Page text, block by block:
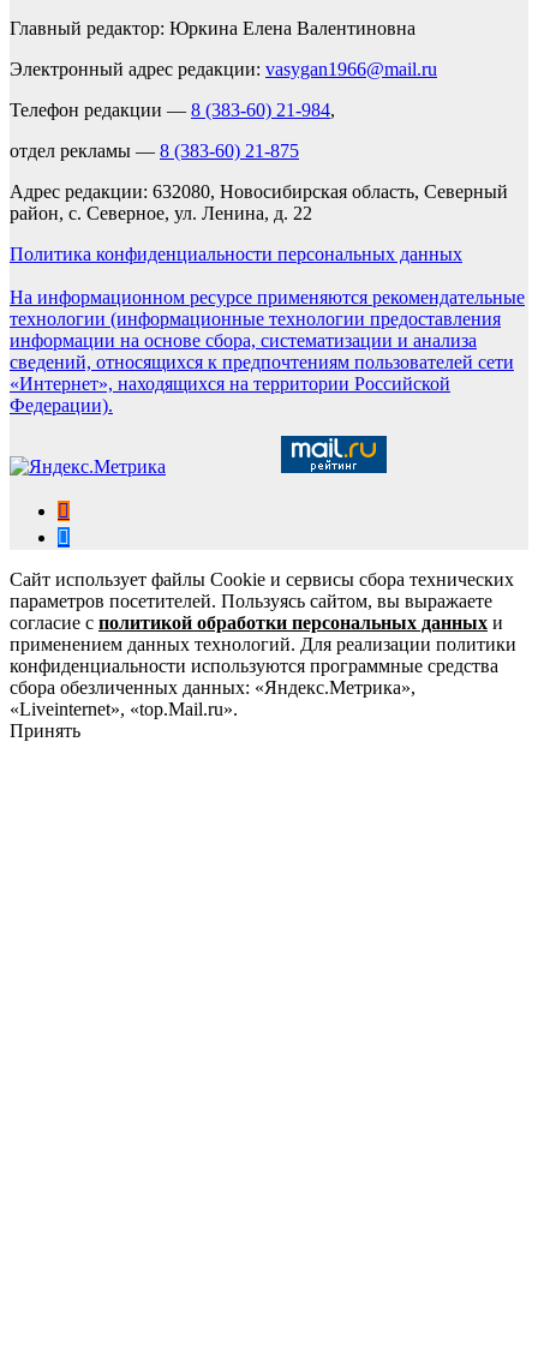
Главный редактор: Юркина Елена Валентиновна
Электронный адрес редакции: vasygan1966@mail.ru
Телефон редакции — 8 (383-60) 21-984,
отдел рекламы — 8 (383-60) 21-875
Адрес редакции: 632080, Новосибирская область, Северный
район, с. Северное, ул. Ленина, д. 22
Политика конфиденциальности персональных данных
На информационном ресурсе применяются рекомендательные
технологии (информационные технологии предоставления
информации на основе сбора, систематизации и анализа
сведений, относящихся к предпочтениям пользователей сети
«Интернет», находящихся на территории Российской
Федерации).
Сайт использует файлы Cookie и сервисы сбора технических
параметров посетителей. Пользуясь сайтом, вы выражаете
согласие с политикой обработки персональных данных и
применением данных технологий. Для реализации политики
конфиденциальности используются программные средства
сбора обезличенных данных: «Яндекс.Метрика»,
«Liveinternet», «top.Mail.ru».
Принять